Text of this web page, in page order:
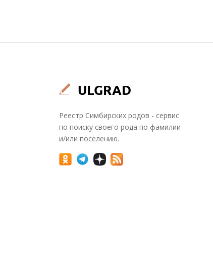
Реестр Симбирских родов - сервис
по поиску своего рода по фамилии
и/или поселению.